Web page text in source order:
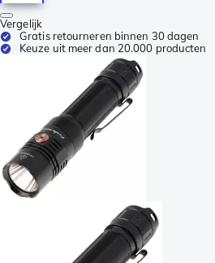
Vergelijk
Gratis retourneren binnen 30 dagen
Keuze uit meer dan 20.000 producten